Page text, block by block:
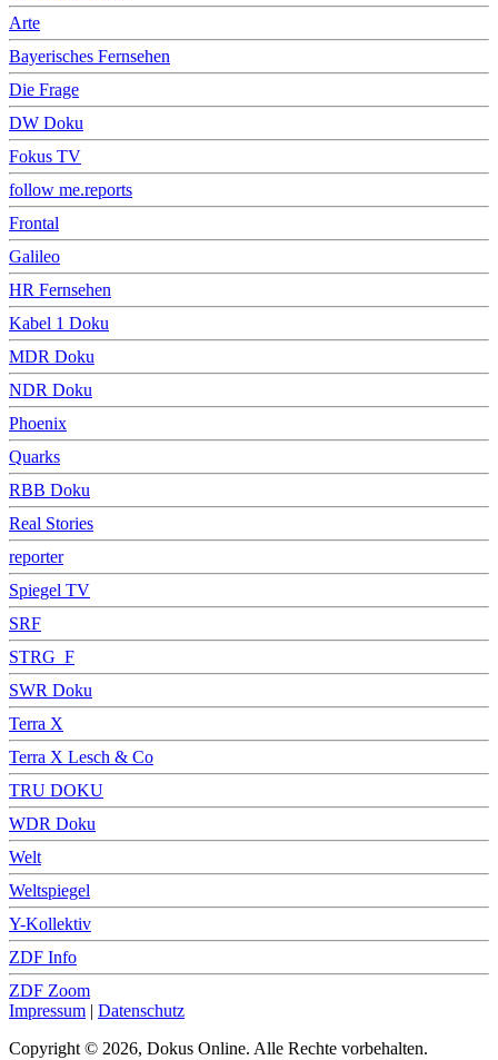
Arte
Bayerisches Fernsehen
Die Frage
DW Doku
Fokus TV
follow me.reports
Frontal
Galileo
HR Fernsehen
Kabel 1 Doku
MDR Doku
NDR Doku
Phoenix
Quarks
RBB Doku
Real Stories
reporter
Spiegel TV
SRF
STRG_F
SWR Doku
Terra X
Terra X Lesch & Co
TRU DOKU
WDR Doku
Welt
Weltspiegel
Y-Kollektiv
ZDF Info
ZDF Zoom
Impressum | Datenschutz
Copyright © 2026, Dokus Online. Alle Rechte vorbehalten.